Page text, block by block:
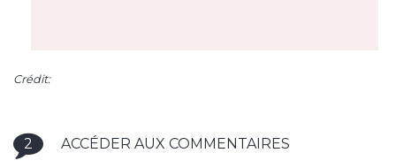
Crédit:
2 ACCÉDER AUX COMMENTAIRES